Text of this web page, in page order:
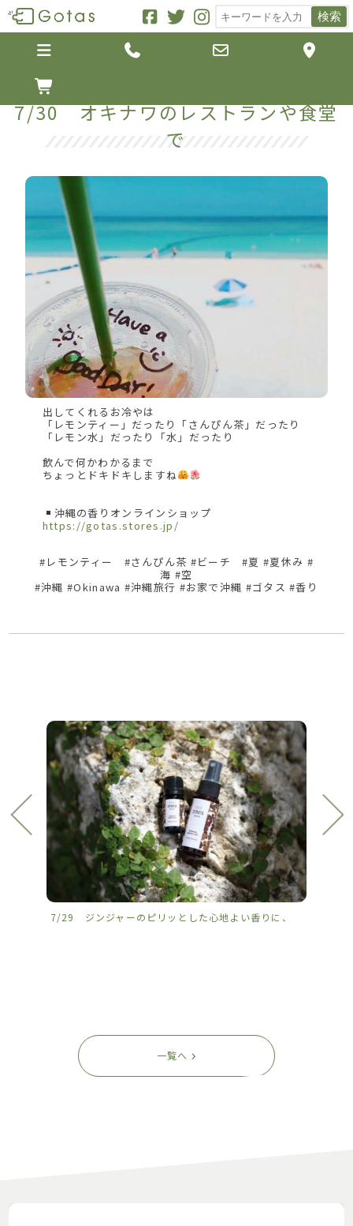
検索
   

7/30 オキナワのレストランや食堂
で
出してくれるお冷やは
「レモンティー」だったり「さんぴん茶」だったり
「レモン水」だったり「水」だったり
飲んで何かわかるまで
ちょっとドキドキしますね
沖縄の香りオンラインショップ
https://gotas.stores.jp/
#レモンティー #さんぴん茶 #ビーチ #夏 #夏休み #
海 #空
#沖縄 #Okinawa #沖縄旅行 #お家で沖縄 #ゴタス #香り
7/29 ジンジャーのピリッとした心地よい香りに、
一覧へ